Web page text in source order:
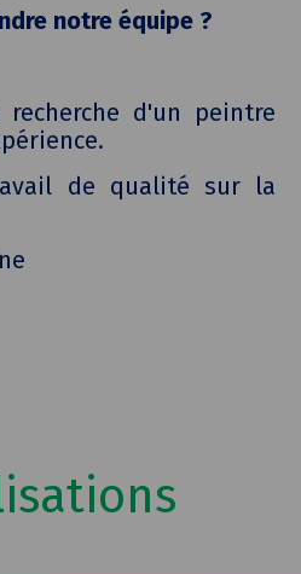
notre équipe ?
d'un peintre
de qualité sur la